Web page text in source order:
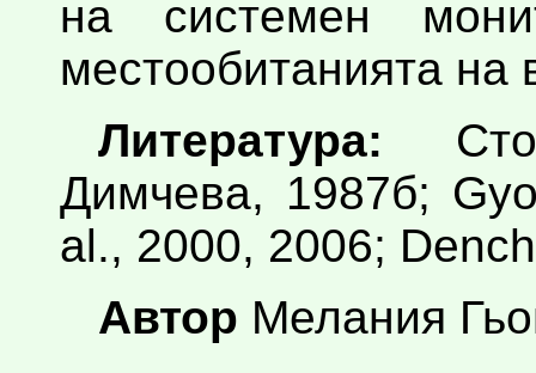
на системен
местообитанията на
Литература:
Димчева, 1987б;
al., 2000, 2006;
Автор Мелания